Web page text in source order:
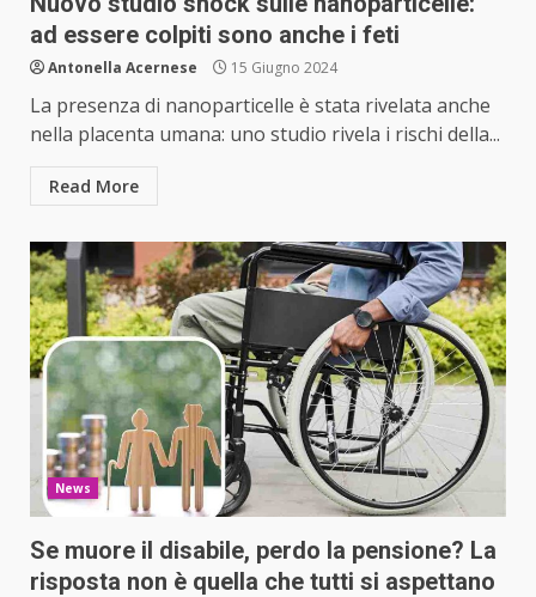
ad essere colpiti sono anche i feti
Antonella Acernese 15 Giugno 2024
La presenza di nanoparticelle è stata rivelata anche
nella placenta umana: uno studio rivela i rischi della...
Read More
News
Se muore il disabile, perdo la pensione? La
risposta non è quella che tutti si aspettano